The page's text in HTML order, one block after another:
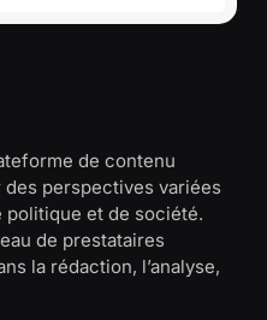
de contenu
perspectives variées
politique et de société.
de prestataires
la rédaction, l’analyse,